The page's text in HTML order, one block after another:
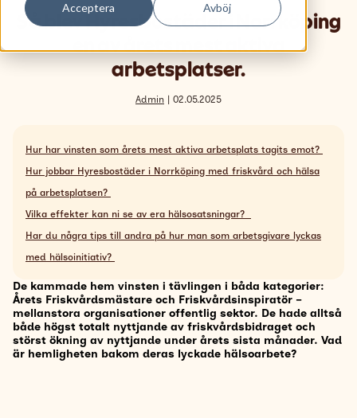
Acceptera Avböj
Search
Så blev Hyresbostäder i Norrköping
en av årets mest aktiva
arbetsplatser.
Admin | 02.05.2025
Hur har vinsten som årets mest aktiva arbetsplats tagits emot?
Hur jobbar Hyresbostäder i Norrköping med friskvård och hälsa
på arbetsplatsen?
Vilka effekter kan ni se av era hälsosatsningar?
Har du några tips till andra på hur man som arbetsgivare lyckas
med hälsoinitiativ?
De kammade hem vinsten i tävlingen i båda kategorier:
Årets Friskvårdsmästare och Friskvårdsinspiratör –
mellanstora organisationer offentlig sektor. De hade alltså
både högst totalt nyttjande av friskvårdsbidraget och
störst ökning av nyttjande under årets sista månader. Vad
är hemligheten bakom deras lyckade hälsoarbete?